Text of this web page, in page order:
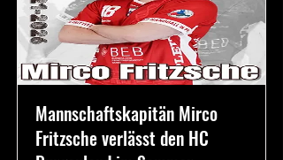
Mannschaftskapitän Mirco
Fritzsche verlässt den HC